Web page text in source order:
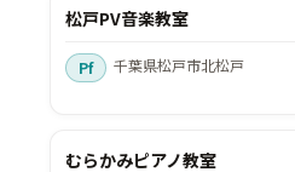
松戸PV音楽教室
千葉県松戸市北松戸
むらかみピアノ教室